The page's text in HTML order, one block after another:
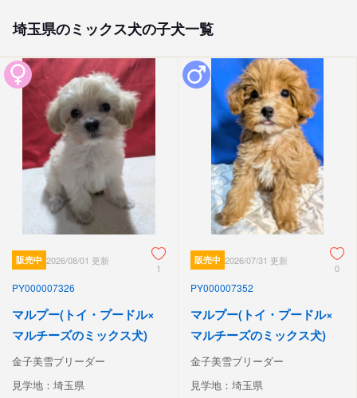
埼玉県のミックス犬の子犬一覧
販売中 2026/08/01 更新
1
PY000007326
マルプー(トイ・プードル×
マルチーズのミックス犬)
金子美雪ブリーダー
見学地：埼玉県
販売中 2026/07/31 更新
0
PY000007352
マルプー(トイ・プードル×
マルチーズのミックス犬)
金子美雪ブリーダー
見学地：埼玉県